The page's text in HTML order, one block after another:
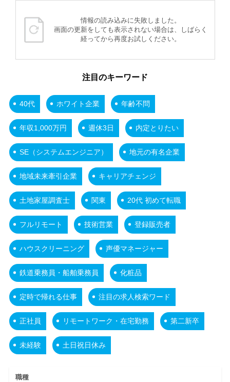
情報の読み込みに失敗しました。
画面の更新をしても表示されない場合は、しばらく
経ってから再度お試しください。
注目のキーワード
40代 ホワイト企業 年齢不問
年収1,000万円 週休3日 内定とりたい
SE（システムエンジニア） 地元の有名企業
地域未来牽引企業 キャリアチェンジ
土地家屋調査士 関東 20代 初めて転職
フルリモート 技術営業 登録販売者
ハウスクリーニング 声優マネージャー
鉄道乗務員・船舶乗務員 化粧品
定時で帰れる仕事 注目の求人検索ワード
正社員 リモートワーク・在宅勤務 第二新卒
未経験 土日祝日休み
職種